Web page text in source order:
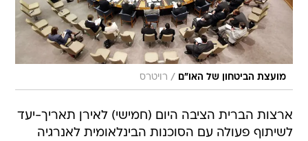
מועצת הביטחון של האו"ם / רויטרס
ארצות הברית הציבה היום (חמישי) לאירן תאריך-יעד
לשיתוף פעולה עם הסוכנות הבינלאומית לאנרגיה